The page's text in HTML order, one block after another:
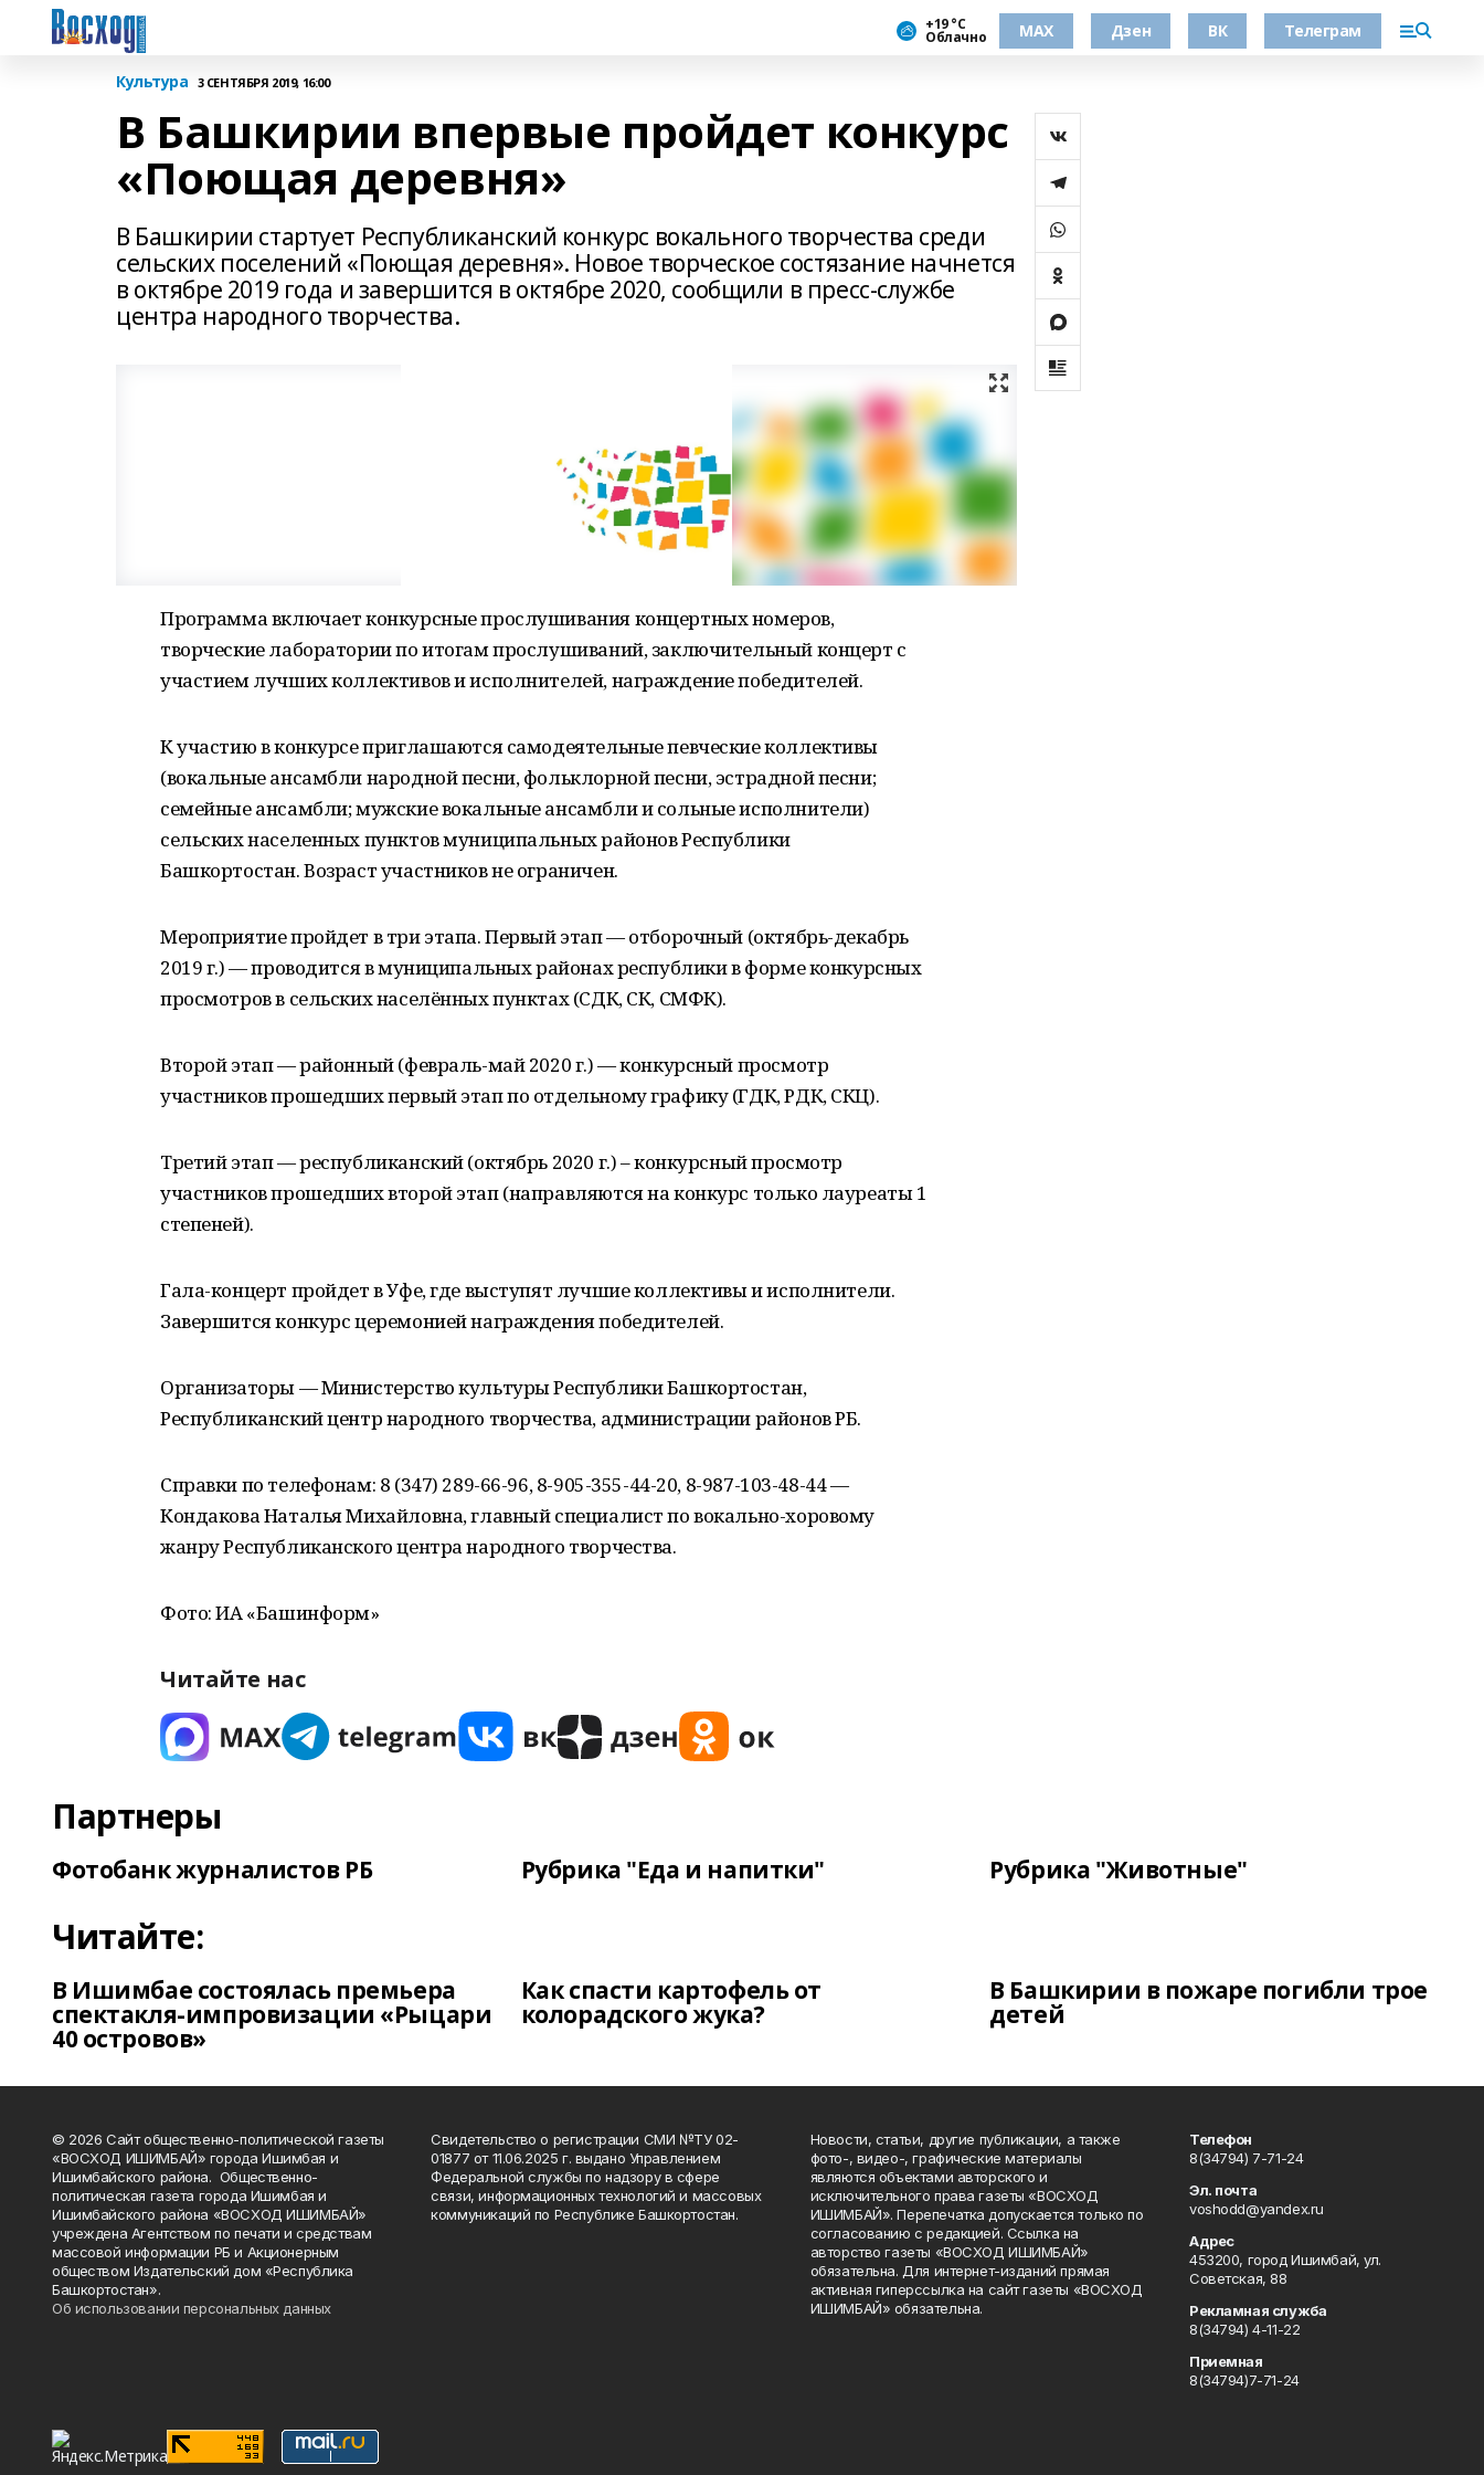
+19 °С
Облачно МАХ Дзен ВК Телеграм
Культура 3 СЕНТЯБРЯ 2019, 16:00
В Башкирии впервые пройдет конкурс
«Поющая деревня»
В Башкирии стартует Республиканский конкурс вокального творчества среди
сельских поселений «Поющая деревня». Новое творческое состязание начнется
в октябре 2019 года и завершится в октябре 2020, сообщили в пресс-службе
центра народного творчества.
Программа включает конкурсные прослушивания концертных номеров,
творческие лаборатории по итогам прослушиваний, заключительный концерт с
участием лучших коллективов и исполнителей, награждение победителей.
К участию в конкурсе приглашаются самодеятельные певческие коллективы
(вокальные ансамбли народной песни, фольклорной песни, эстрадной песни;
семейные ансамбли; мужские вокальные ансамбли и сольные исполнители)
сельских населенных пунктов муниципальных районов Республики
Башкортостан. Возраст участников не ограничен.
Мероприятие пройдет в три этапа. Первый этап — отборочный (октябрь-декабрь
2019 г.) — проводится в муниципальных районах республики в форме конкурсных
просмотров в сельских населённых пунктах (СДК, СК, СМФК).
Второй этап — районный (февраль-май 2020 г.) — конкурсный просмотр
участников прошедших первый этап по отдельному графику (ГДК, РДК, СКЦ).
Третий этап — республиканский (октябрь 2020 г.) – конкурсный просмотр
участников прошедших второй этап (направляются на конкурс только лауреаты 1
степеней).
Гала-концерт пройдет в Уфе, где выступят лучшие коллективы и исполнители.
Завершится конкурс церемонией награждения победителей.
Организаторы — Министерство культуры Республики Башкортостан,
Республиканский центр народного творчества, администрации районов РБ.
Справки по телефонам: 8 (347) 289-66-96, 8-905-355-44-20, 8-987-103-48-44 —
Кондакова Наталья Михайловна, главный специалист по вокально-хоровому
жанру Республиканского центра народного творчества.
Фото: ИА «Башинформ»
Читайте нас
Партнеры
Фотобанк журналистов РБ Рубрика "Еда и напитки" Рубрика "Животные"
Читайте:
В Ишимбае состоялась премьера
спектакля-импровизации «Рыцари
40 островов»
Как спасти картофель от
колорадского жука?
В Башкирии в пожаре погибли трое
детей
© 2026 Сайт общественно-политической газеты
«ВОСХОД ИШИМБАЙ» города Ишимбая и
Ишимбайского района. Общественно-
политическая газета города Ишимбая и
Ишимбайского района «ВОСХОД ИШИМБАЙ»
учреждена Агентством по печати и средствам
массовой информации РБ и Акционерным
обществом Издательский дом «Республика
Башкортостан».
Об использовании персональных данных
Свидетельство о регистрации СМИ №ТУ 02-
01877 от 11.06.2025 г. выдано Управлением
Федеральной службы по надзору в сфере
связи, информационных технологий и массовых
коммуникаций по Республике Башкортостан.
Новости, статьи, другие публикации, а также
фото-, видео-, графические материалы
являются объектами авторского и
исключительного права газеты «ВОСХОД
ИШИМБАЙ». Перепечатка допускается только по
согласованию с редакцией. Ссылка на
авторство газеты «ВОСХОД ИШИМБАЙ»
обязательна. Для интернет-изданий прямая
активная гиперссылка на сайт газеты «ВОСХОД
ИШИМБАЙ» обязательна.
Телефон
8(34794) 7-71-24
Эл. почта
voshodd@yandex.ru
Адрес
453200, город Ишимбай, ул.
Советская, 88
Рекламная служба
8(34794) 4-11-22
Приемная
8(34794)7-71-24